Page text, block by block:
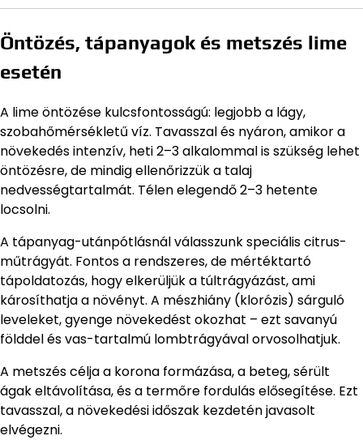
Öntözés, tápanyagok és metszés lime
esetén
A lime öntözése kulcsfontosságú: legjobb a lágy,
szobahőmérsékletű víz. Tavasszal és nyáron, amikor a
növekedés intenzív, heti 2–3 alkalommal is szükség lehet
öntözésre, de mindig ellenőrizzük a talaj
nedvességtartalmát. Télen elegendő 2–3 hetente
locsolni.
A tápanyag-utánpótlásnál válasszunk speciális citrus-
műtrágyát. Fontos a rendszeres, de mértéktartó
tápoldatozás, hogy elkerüljük a túltrágyázást, ami
károsíthatja a növényt. A mészhiány (klorózis) sárguló
leveleket, gyenge növekedést okozhat – ezt savanyú
földdel és vas-tartalmú lombtrágyával orvosolhatjuk.
A metszés célja a korona formázása, a beteg, sérült
ágak eltávolítása, és a termőre fordulás elősegítése. Ezt
tavasszal, a növekedési időszak kezdetén javasolt
elvégezni.